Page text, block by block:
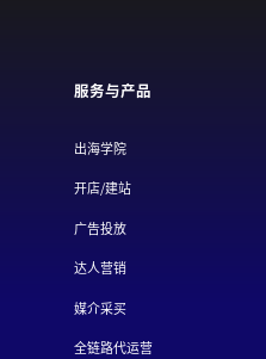
服务与产品
出海学院
开店/建站
广告投放
达人营销
媒介采买
全链路代运营